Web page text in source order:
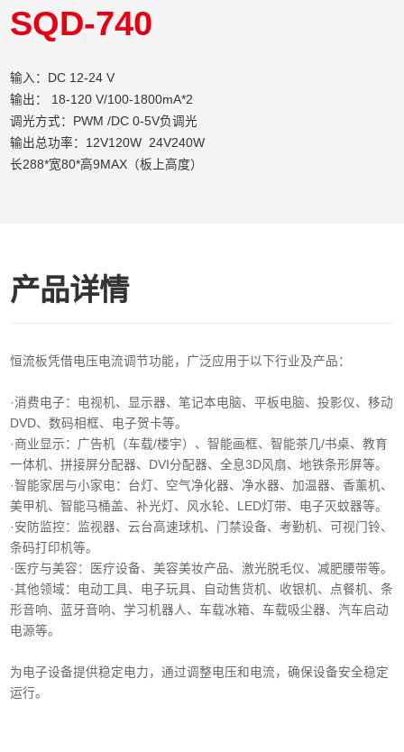
SQD-740
输入：DC 12-24 V
输出： 18-120 V/100-1800mA*2
调光方式：PWM /DC 0-5V负调光
输出总功率：12V120W 24V240W
长288*宽80*高9MAX（板上高度）
产品详情
恒流板凭借电压电流调节功能，广泛应用于以下行业及产品：
·消费电子‌：电视机、显示器、笔记本电脑、平板电脑、投影仪、移动
DVD、数码相框、电子贺卡等。
·商业显示‌：广告机（车载/楼宇）、智能画框、智能茶几/书桌、教育
一体机、拼接屏分配器、DVI分配器、全息3D风扇、地铁条形屏等。
·智能家居与小家电‌：台灯、空气净化器、净水器、加温器、香薰机、
美甲机、智能马桶盖、补光灯、风水轮、LED灯带、电子灭蚊器等。
‌·安防监控‌：监视器、云台高速球机、门禁设备、考勤机、可视门铃、
条码打印机等。
·医疗与美容‌：医疗设备、美容美妆产品、激光脱毛仪、减肥腰带等。
‌·其他领域‌：电动工具、电子玩具、自动售货机、收银机、点餐机、条
形音响、蓝牙音响、学习机器人、车载冰箱、车载吸尘器、汽车启动
电源等。
为电子设备提供稳定电力，通过调整电压和电流，确保设备安全稳定
运行。